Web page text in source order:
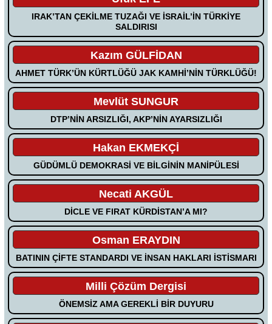
IRAK’TAN ÇEKİLME TUZAĞI VE İSRAİL’İN TÜRKİYE
SALDIRISI
Kazım GÜLFİDAN
AHMET TÜRK’ÜN KÜRTLÜĞÜ JAK KAMHİ’NİN TÜRKLÜĞÜ!
Mevlüt SUNGUR
DTP’NİN ARSIZLIĞI, AKP’NİN AYARSIZLIĞI
Hakan EKMEKÇİ
GÜDÜMLÜ DEMOKRASİ VE BİLGİNİN MANİPÜLESİ
Necati AKGÜL
DİCLE VE FIRAT KÜRDİSTAN’A MI?
Osman ERAYDIN
BATININ ÇİFTE STANDARDI VE İNSAN HAKLARI İSTİSMARI
Milli Çözüm Dergisi
ÖNEMSİZ AMA GEREKLİ BİR DUYURU